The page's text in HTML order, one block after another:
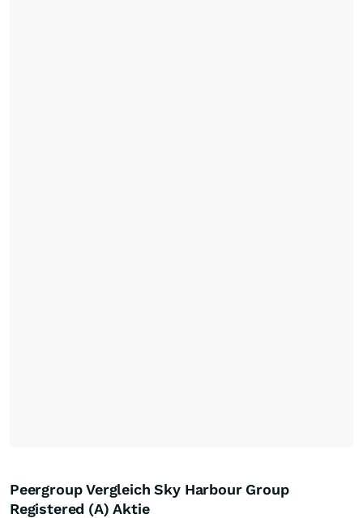
Peergroup Vergleich Sky Harbour Group
Registered (A) Aktie